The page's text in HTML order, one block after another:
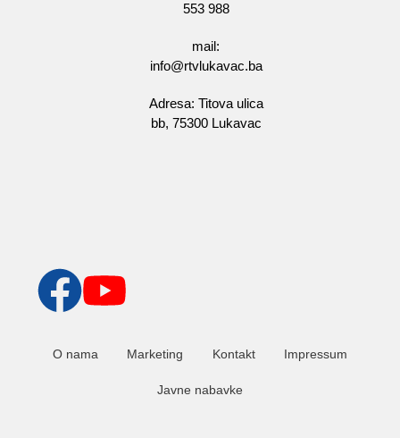
553 988
mail:
info@rtvlukavac.ba
Adresa: Titova ulica
bb, 75300 Lukavac
O nama Marketing Kontakt Impressum
Javne nabavke